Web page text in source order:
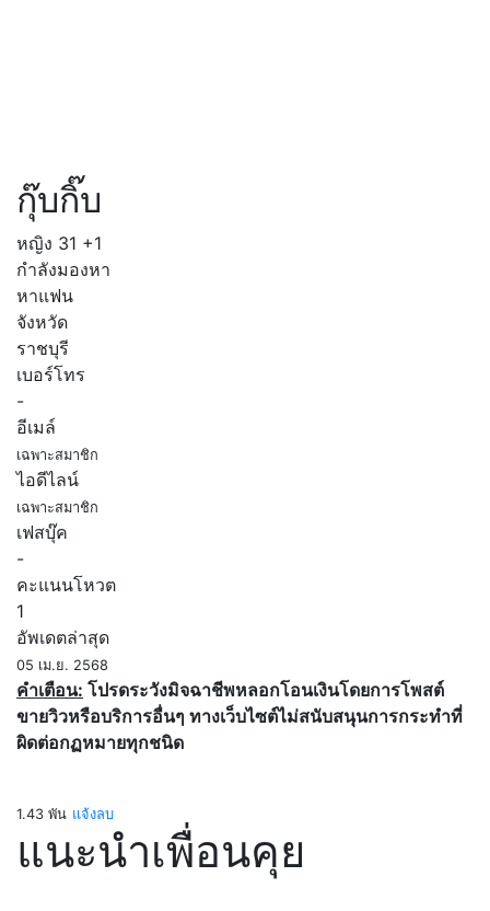
กุ๊บกิ๊บ
หญิง 31 +1
กำลังมองหา
หาแฟน
จังหวัด
ราชบุรี
เบอร์โทร
-
อีเมล์
เฉพาะสมาชิก
ไอดีไลน์
เฉพาะสมาชิก
เฟสบุ๊ค
-
คะแนนโหวต
1
อัพเดตล่าสุด
05 เม.ย. 2568
คำเตือน: โปรดระวังมิจฉาชีพหลอกโอนเงินโดยการโพสต์
ขายวิวหรือบริการอื่นๆ ทางเว็บไซต์ไม่สนับสนุนการกระทำที่
ผิดต่อกฏหมายทุกชนิด
1.43 พัน แจ้งลบ
แนะนำเพื่อนคุย